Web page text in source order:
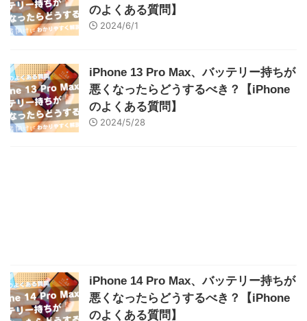
のよくある質問】
2024/6/1
iPhone 13 Pro Max、バッテリー持ちが
悪くなったらどうするべき？【iPhone
のよくある質問】
2024/5/28
iPhone 14 Pro Max、バッテリー持ちが
悪くなったらどうするべき？【iPhone
のよくある質問】